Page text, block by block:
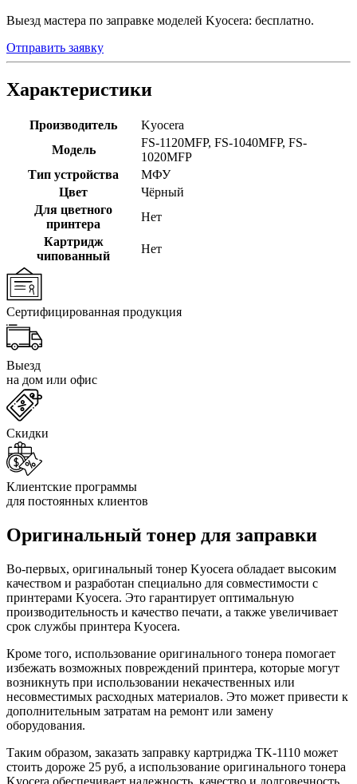
Выезд мастера по заправке моделей Kyocera: бесплатно.
Отправить заявку
Характеристики
Производитель
Kyocera
Модель
FS-1120MFP, FS-1040MFP, FS-
1020MFP
Тип устройства
МФУ
Цвет
Чёрный
Для цветного
принтера
Нет
Картридж
чипованный
Нет
Сертифицированная продукция
Выезд
на дом или офис
Скидки
Клиентские программы
для постоянных клиентов
Оригинальный тонер для заправки
Во-первых, оригинальный тонер Kyocera обладает высоким
качеством и разработан специально для совместимости с
принтерами Kyocera. Это гарантирует оптимальную
производительность и качество печати, а также увеличивает
срок службы принтера Kyocera.
Кроме того, использование оригинального тонера помогает
избежать возможных повреждений принтера, которые могут
возникнуть при использовании некачественных или
несовместимых расходных материалов. Это может привести к
дополнительным затратам на ремонт или замену
оборудования.
Таким образом, заказать заправку картриджа TK-1110 может
стоить дороже 25 руб, а использование оригинального тонера